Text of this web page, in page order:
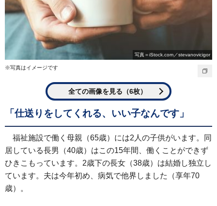
写真＝iStock.com／stevanovicigor
※写真はイメージです
全ての画像を見る（6枚）
「仕送りをしてくれる、いい子なんです」
福祉施設で働く母親（65歳）には2人の子供がいます。同
居している長男（40歳）はこの15年間、働くことができず
ひきこもっています。2歳下の長女（38歳）は結婚し独立し
ています。夫は今年初め、病気で他界しました（享年70
歳）。